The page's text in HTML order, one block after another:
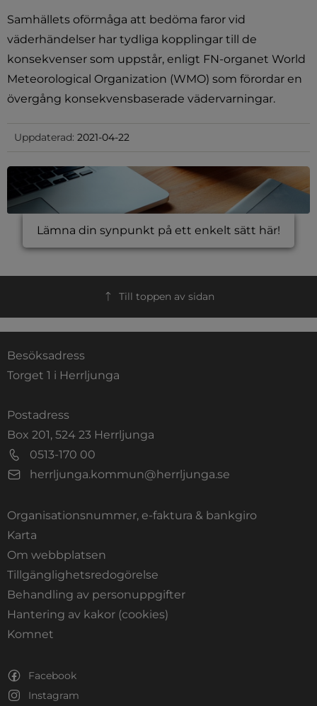
Samhällets oförmåga att bedöma faror vid
väderhändelser har tydliga kopplingar till de
konsekvenser som uppstår, enligt FN-organet World
Meteorological Organization (WMO) som förordar en
övergång konsekvensbaserade vädervarningar.
Uppdaterad: 2021-04-22
Lämna din synpunkt på ett enkelt sätt här!
Till toppen av sidan
Besöksadress
Torget 1 i Herrljunga
Postadress
Box 201, 524 23 Herrljunga
0513-170 00
herrljunga.kommun@herrljunga.se
Organisationsnummer, e-faktura & bankgiro
Karta
Om webbplatsen
Tillgänglighetsredogörelse
Behandling av personuppgifter
Hantering av kakor (cookies)
Komnet
Facebook
Instagram